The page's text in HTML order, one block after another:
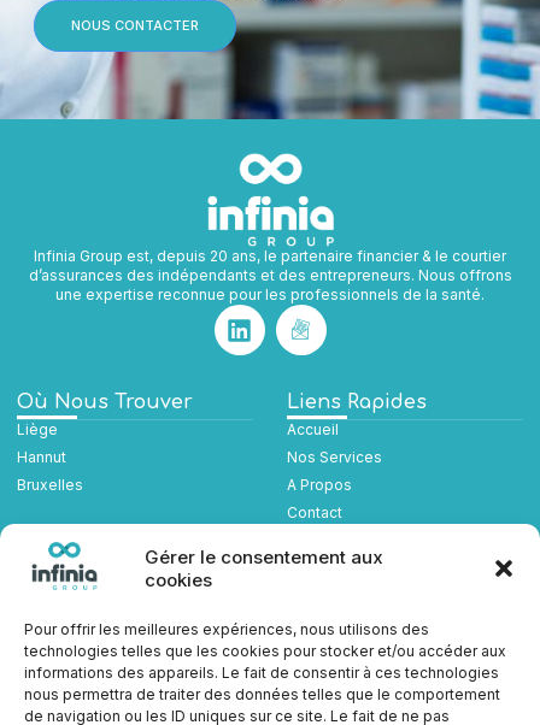
Gérer le consentement aux
cookies
Pour offrir les meilleures expériences, nous utilisons des
technologies telles que les cookies pour stocker et/ou accéder aux
informations des appareils. Le fait de consentir à ces technologies
nous permettra de traiter des données telles que le comportement
de navigation ou les ID uniques sur ce site. Le fait de ne pas
NOUS CONTACTER
Infinia Group est, depuis 20 ans, le partenaire financier & le courtier
d’assurances des indépendants et des entrepreneurs. Nous offrons
une expertise reconnue pour les professionnels de la santé.
Où Nous Trouver
Liège
Hannut
Bruxelles
Liens Rapides
Accueil
Nos Services
A Propos
Contact
Nous Contacter
contact@infiniagroup.be
Liège: +32 (0) 4/342.95.70
Hannut: +32 (0) 19/51.22.10